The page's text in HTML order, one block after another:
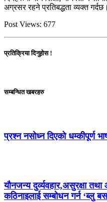
अग्रसर रहने प्रतिबद्धता व्यक्त गर्दछ।
Post Views: 677
प्रतिक्रिया दिनुहोस !
सम्बन्धित खबरहरु
प्रश्न नसोध्न दिएको धम्कीपूर्ण
यौनजन्य दुर्व्यवहार,असुरक्षा तथा
कठिनाइलाई सम्बोधन गर्न ‘ब्लु